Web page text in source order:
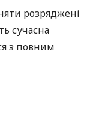
розряджені
сучасна
з повним